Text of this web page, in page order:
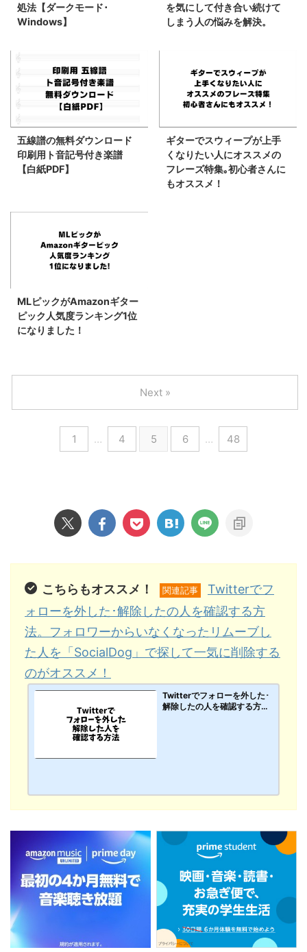
処法【ダークモード･
Windows】
を気にして付き合い続けて
しまう人の悩みを解決。
五線譜の無料ダウンロード
印刷用ト音記号付き楽譜
【白紙PDF】
ギターでスウィープが上手
くなりたい人にオススメの
フレーズ特集｡初心者さんに
もオススメ！
MLピックがAmazonギター
ピック人気度ランキング1位
になりました！
1 … 4 5 6 … 48
Next »
こちらもオススメ！ 関連記事
Twitterでフ
ォローを外した･解除したの人を確認する方
法。フォロワーからいなくなったリムーブし
た人を「SocialDog」で探して一気に削除する
のがオススメ！
Twitterでフォローを外した･
解除したの人を確認する方